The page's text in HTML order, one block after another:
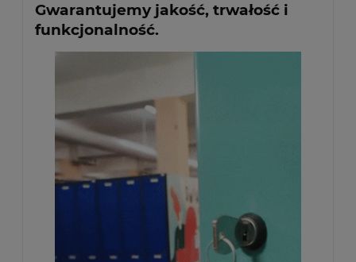
Gwarantujemy jakość, trwałość i
funkcjonalność.